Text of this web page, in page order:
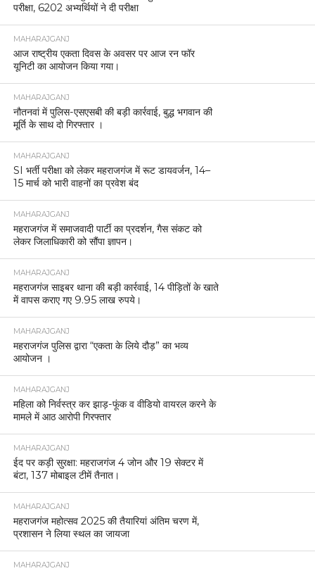
परीक्षा, 6202 अभ्यर्थियों ने दी परीक्षा
MAHARAJGANJ
आज राष्ट्रीय एकता दिवस के अवसर पर आज रन फॉर
यूनिटी का आयोजन किया गया।
MAHARAJGANJ
नौतनवां में पुलिस-एसएसबी की बड़ी कार्रवाई, बुद्ध भगवान की
मूर्ति के साथ दो गिरफ्तार ।
MAHARAJGANJ
SI भर्ती परीक्षा को लेकर महराजगंज में रूट डायवर्जन, 14–
15 मार्च को भारी वाहनों का प्रवेश बंद
MAHARAJGANJ
महराजगंज में समाजवादी पार्टी का प्रदर्शन, गैस संकट को
लेकर जिलाधिकारी को सौंपा ज्ञापन।
MAHARAJGANJ
महराजगंज साइबर थाना की बड़ी कार्रवाई, 14 पीड़ितों के खाते
में वापस कराए गए 9.95 लाख रुपये।
MAHARAJGANJ
महराजगंज पुलिस द्वारा “एकता के लिये दौड़” का भव्य
आयोजन ।
MAHARAJGANJ
महिला को निर्वस्त्र कर झाड़-फूंक व वीडियो वायरल करने के
मामले में आठ आरोपी गिरफ्तार
MAHARAJGANJ
ईद पर कड़ी सुरक्षा: महराजगंज 4 जोन और 19 सेक्टर में
बंटा, 137 मोबाइल टीमें तैनात।
MAHARAJGANJ
महराजगंज महोत्सव 2025 की तैयारियां अंतिम चरण में,
प्रशासन ने लिया स्थल का जायजा
MAHARAJGANJ